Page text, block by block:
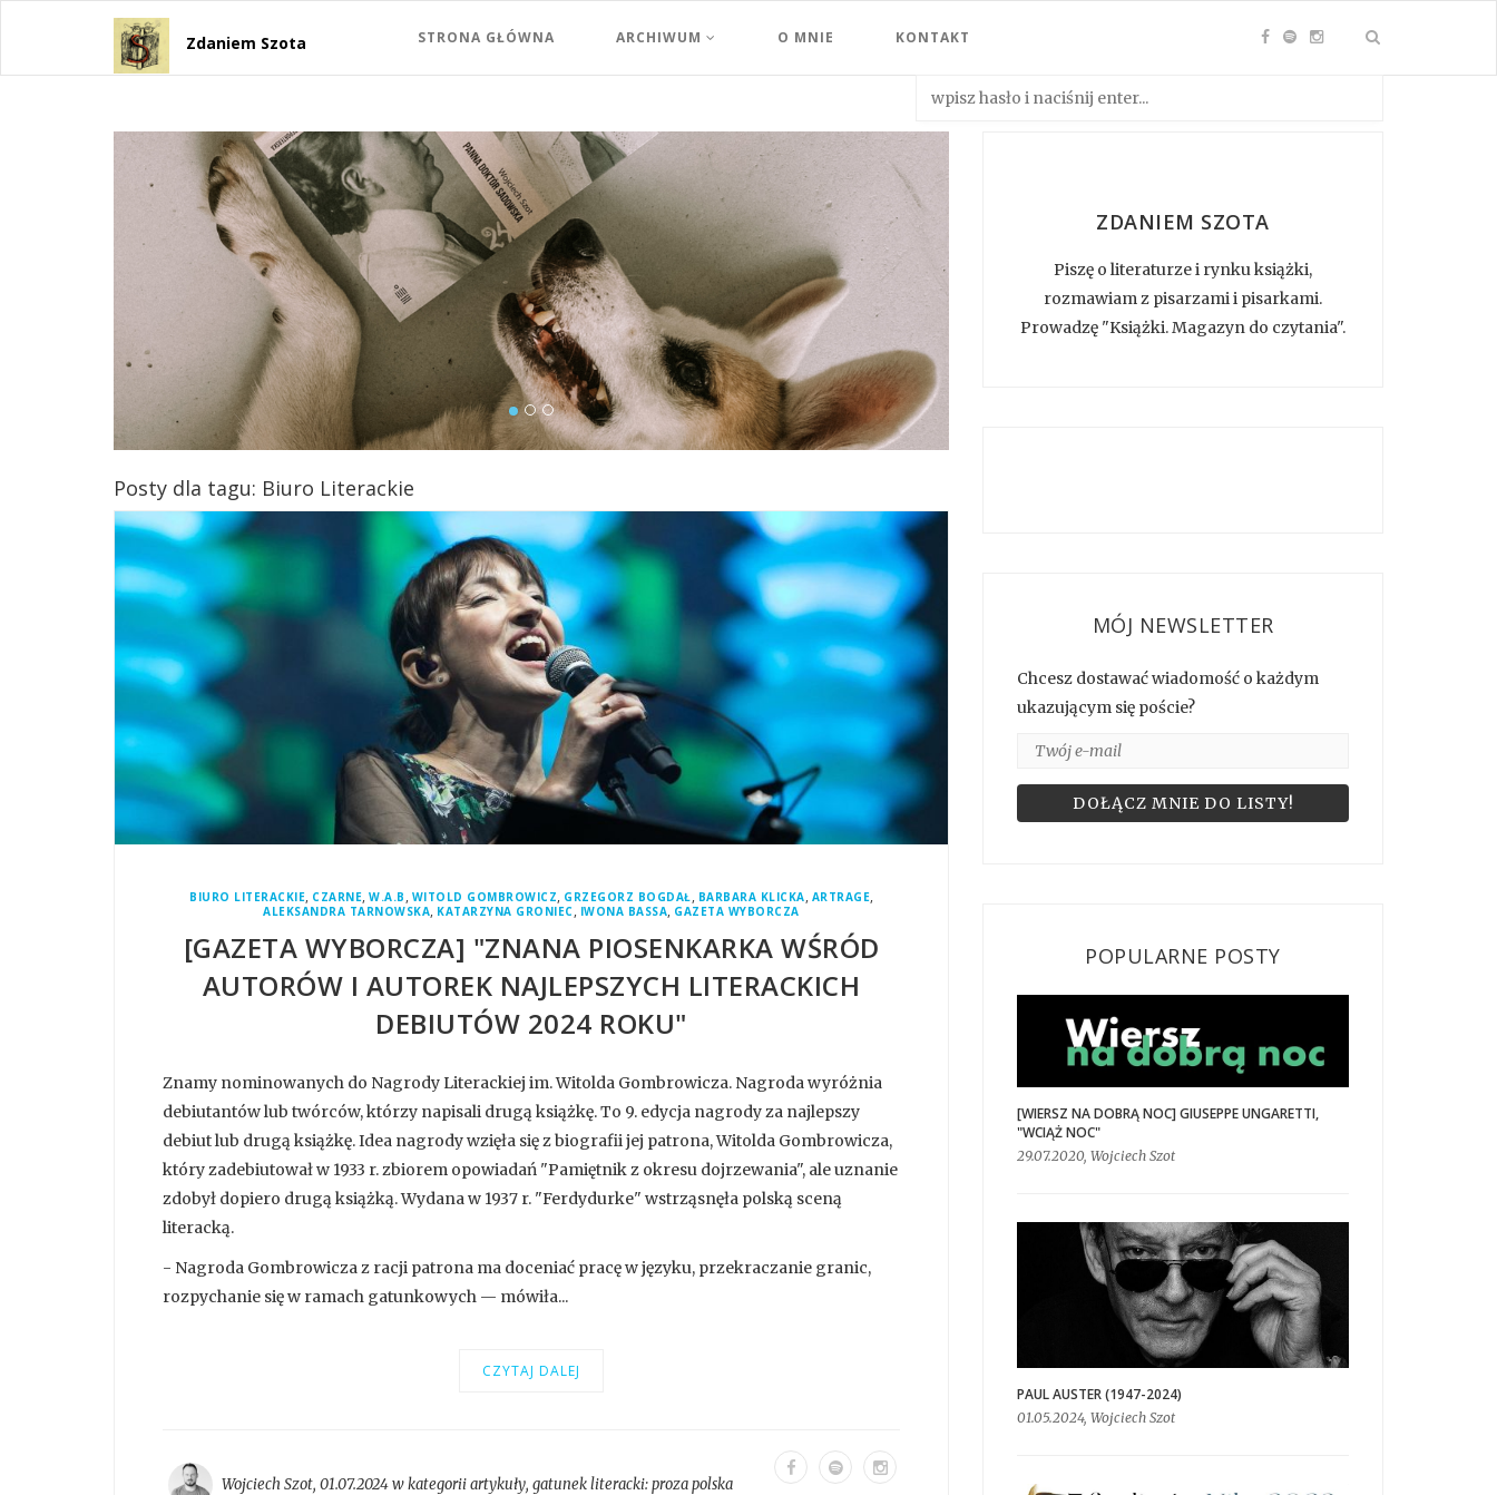
Zdaniem Szota STRONA GŁÓWNA ARCHIWUM O MNIE KONTAKT
Posty dla tagu: Biuro Literackie
BIURO LITERACKIE, CZARNE, W.A.B , WITOLD GOMBROWICZ, GRZEGORZ BOGDAŁ, BARBARA KLICKA, ARTRAGE,
ALEKSANDRA TARNOWSKA, KATARZYNA GRONIEC, IWONA BASSA, GAZETA WYBORCZA
[GAZETA WYBORCZA] "ZNANA PIOSENKARKA WŚRÓD
AUTORÓW I AUTOREK NAJLEPSZYCH LITERACKICH
DEBIUTÓW 2024 ROKU"
Znamy nominowanych do Nagrody Literackiej im. Witolda Gombrowicza. Nagroda wyróżnia
debiutantów lub twórców, którzy napisali drugą książkę. To 9. edycja nagrody za najlepszy
debiut lub drugą książkę. Idea nagrody wzięła się z biografii jej patrona, Witolda Gombrowicza,
który zadebiutował w 1933 r. zbiorem opowiadań "Pamiętnik z okresu dojrzewania", ale uznanie
zdobył dopiero drugą książką. Wydana w 1937 r. "Ferdydurke" wstrząsnęła polską sceną
literacką.
- Nagroda Gombrowicza z racji patrona ma doceniać pracę w języku, przekraczanie granic,
rozpychanie się w ramach gatunkowych — mówiła...
CZYTAJ DALEJ
Wojciech Szot, 01.07.2024 w kategoriiartykuły, gatunek literacki:proza polska
ZDANIEM SZOTA
Piszę o literaturze i rynku książki,
rozmawiam z pisarzami i pisarkami.
Prowadzę "Książki. Magazyn do czytania".
MÓJ NEWSLETTER
Chcesz dostawać wiadomość o każdym
ukazującym się poście?
POPULARNE POSTY
[WIERSZ NA DOBRĄ NOC] GIUSEPPE UNGARETTI,
"WCIĄŻ NOC"
29.07.2020, Wojciech Szot
PAUL AUSTER (1947-2024)
01.05.2024, Wojciech Szot